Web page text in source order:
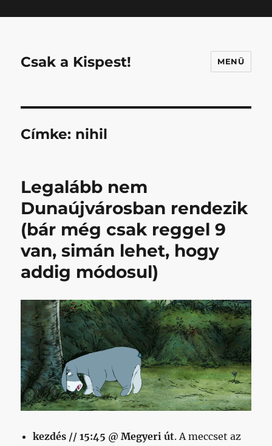
Csak a Kispest! MENÜ
Címke: nihil
Legalább nem
Dunaújvárosban rendezik
(bár még csak reggel 9
van, simán lehet, hogy
addig módosul)
kezdés // 15:45 @ Megyeri út. A meccset az